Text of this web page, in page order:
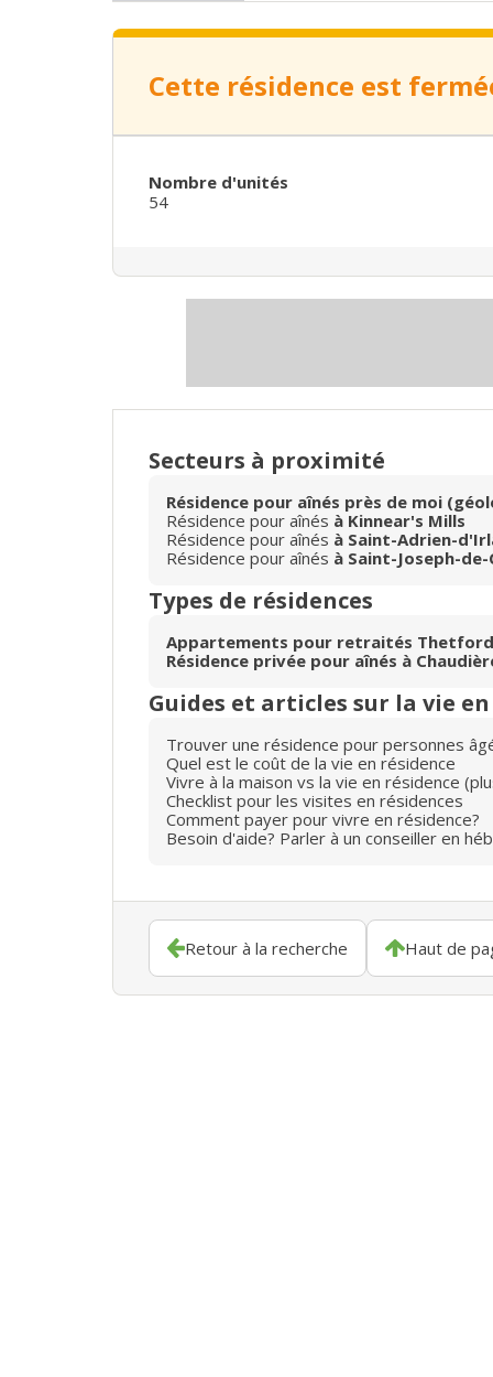
Cette résidence est
Nombre d'unités
54
Secteurs à proximité
Résidence pour aînés près de moi
Résidence pour aînés à Kinnear's Mills
Résidence pour aînés à Saint-Adrien-
Résidence pour aînés à Saint-Joseph-
Types de résidences
Appartements pour retraités
Résidence privée pour aînés à
Guides et articles sur la vie
Trouver une résidence pour personnes
Quel est le coût de la vie en résidence
Vivre à la maison vs la vie en résidence
Checklist pour les visites en résidences
Comment payer pour vivre en résidence?
Besoin d'aide? Parler à un conseiller en
Retour à la recherche Haut de